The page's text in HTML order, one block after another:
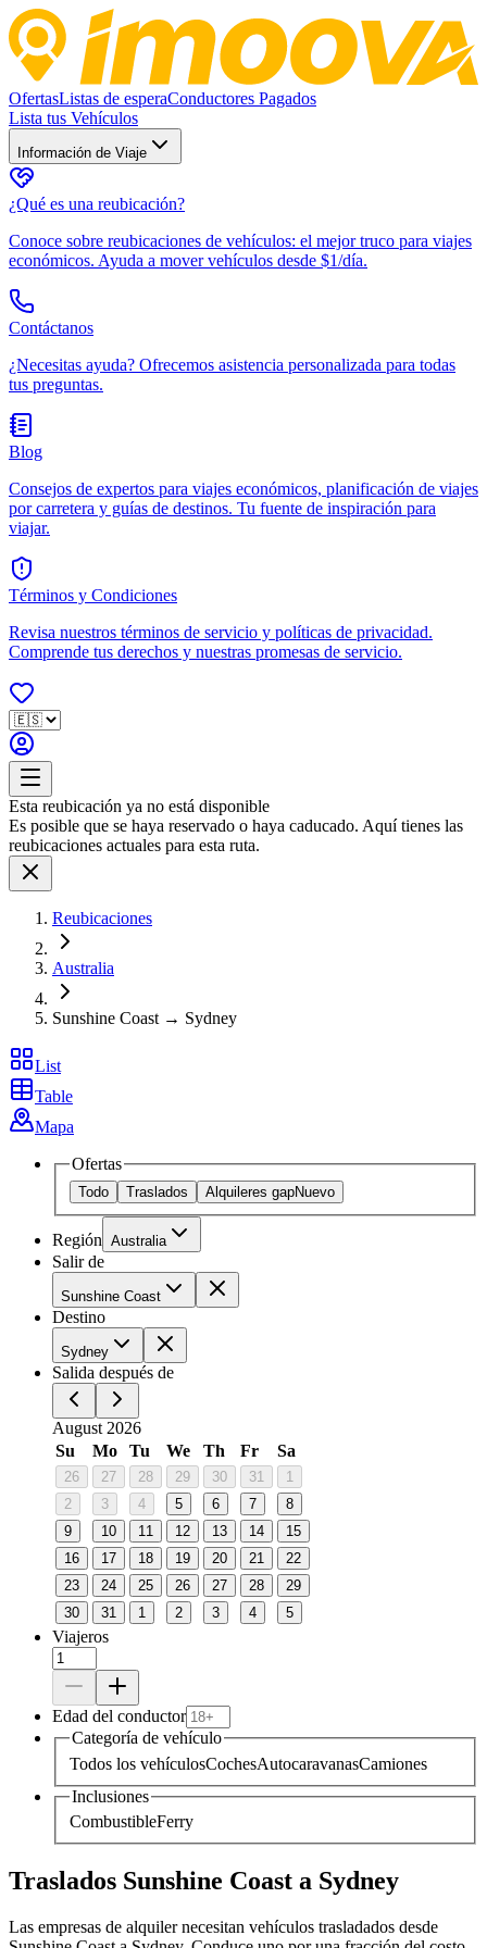
OfertasListas de esperaConductores Pagados
Lista tus Vehículos
Información de Viaje
¿Qué es una reubicación?
Conoce sobre reubicaciones de vehículos: el mejor truco para viajes
económicos. Ayuda a mover vehículos desde $1/día.
Contáctanos
¿Necesitas ayuda? Ofrecemos asistencia personalizada para todas
tus preguntas.
Blog
Consejos de expertos para viajes económicos, planificación de viajes
por carretera y guías de destinos. Tu fuente de inspiración para
viajar.
Términos y Condiciones
Revisa nuestros términos de servicio y políticas de privacidad.
Comprende tus derechos y nuestras promesas de servicio.
Esta reubicación ya no está disponible
Es posible que se haya reservado o haya caducado. Aquí tienes las
reubicaciones actuales para esta ruta.
Reubicaciones
Australia
Sunshine Coast → Sydney
List
Table
Mapa
Ofertas
Todo Traslados Alquileres gapNuevo
Región Australia
Salir de
Sunshine Coast
Destino
Sydney
Salida después de
August 2026
Su
Mo Tu We Th Fr Sa
26 27 28 29 30 31
1
2
3 4 5 6 7
8
9
10 11 12 13 14
15
16
17 18 19 20 21
22
23
24 25 26 27 28
29
30
31 1 2 3 4 5
Viajeros
Edad del conductor
Categoría de vehículo
Todos los vehículosCochesAutocaravanasCamiones
Inclusiones
CombustibleFerry
Traslados Sunshine Coast a Sydney
Las empresas de alquiler necesitan vehículos trasladados desde